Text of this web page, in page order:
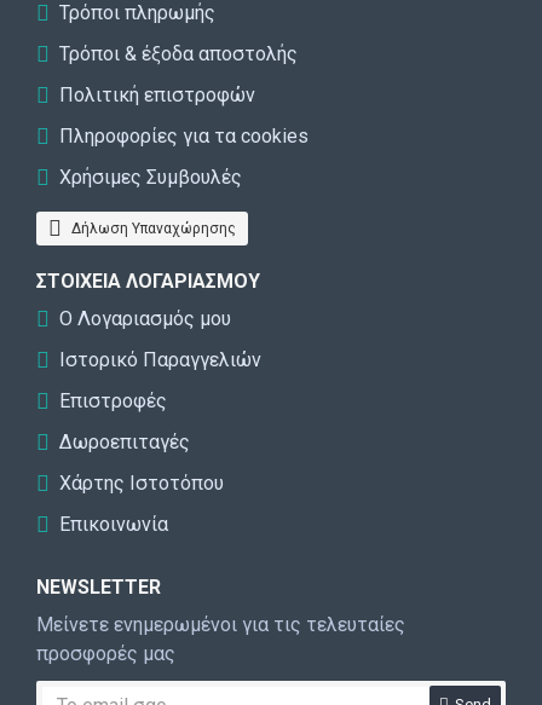
Τρόποι πληρωμής
Τρόποι & έξοδα αποστολής
Πολιτική επιστροφών
Πληροφορίες για τα cookies
Χρήσιμες Συμβουλές
Δήλωση Υπαναχώρησης
ΣΤΟΙΧΕΊΑ ΛΟΓΑΡΙΑΣΜΟΎ
Ο Λογαριασμός μου
Ιστορικό Παραγγελιών
Επιστροφές
Δωροεπιταγές
Χάρτης Ιστοτόπου
Επικοινωνία
NEWSLETTER
Μείνετε ενημερωμένοι για τις τελευταίες
προσφορές μας